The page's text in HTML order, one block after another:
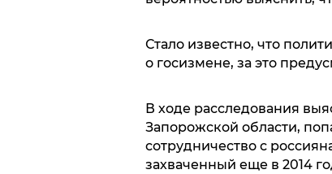
Стало известно, что
о госизмене, за это
В ходе расследования
Запорожской области,
сотрудничество с
захваченный еще в 2014